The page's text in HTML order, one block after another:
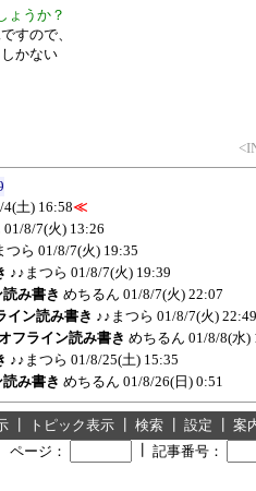
ょうか？
すので、
かない
4(土) 16:58≪
01/8/7(火) 13:26
つら 01/8/7(火) 19:35
♪♪まつら 01/8/7(火) 19:39
読み書き めちるん 01/8/7(火) 22:07
イン読み書き ♪♪まつら 01/8/7(火) 22:49
フライン読み書き めちるん 01/8/8(水)
♪♪まつら 01/8/25(土) 15:35
読み書き めちるん 01/8/26(日) 0:51
トピック表示 検索 設定 案
ページ：
記事番号：